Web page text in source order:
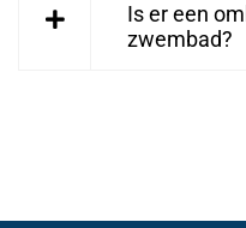
Is er een
zwembad?